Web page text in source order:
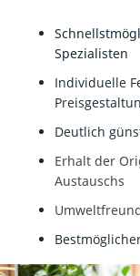
Spezialisten
Individuelle
Deutlich
Erhalt der
Austauschs